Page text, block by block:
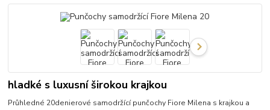
hladké s luxusní širokou krajkou
Průhledné 20denierové samodržící punčochy Fiore Milena s krajkou a